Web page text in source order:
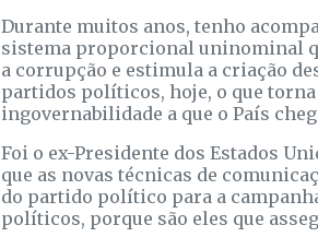
Durante muitos anos, tenho
sistema proporcional uninominal
a corrupção e estimula a criação
partidos políticos, hoje, o que
ingovernabilidade a que o País
Foi o ex-Presidente dos Estados
que as novas técnicas de
do partido político para a
políticos, porque são eles que